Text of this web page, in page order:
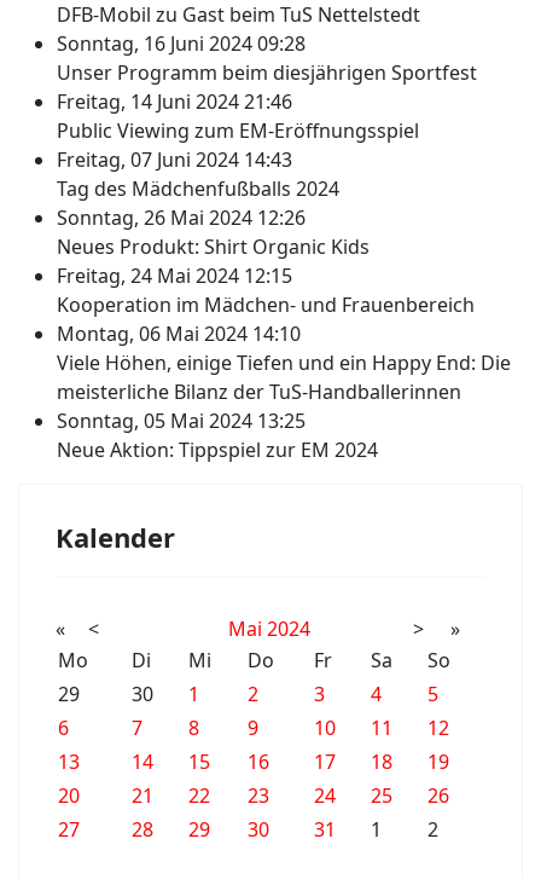
DFB-Mobil zu Gast beim TuS Nettelstedt
Sonntag, 16 Juni 2024 09:28
Unser Programm beim diesjährigen Sportfest
Freitag, 14 Juni 2024 21:46
Public Viewing zum EM-Eröffnungsspiel
Freitag, 07 Juni 2024 14:43
Tag des Mädchenfußballs 2024
Sonntag, 26 Mai 2024 12:26
Neues Produkt: Shirt Organic Kids
Freitag, 24 Mai 2024 12:15
Kooperation im Mädchen- und Frauenbereich
Montag, 06 Mai 2024 14:10
Viele Höhen, einige Tiefen und ein Happy End: Die
meisterliche Bilanz der TuS-Handballerinnen
Sonntag, 05 Mai 2024 13:25
Neue Aktion: Tippspiel zur EM 2024
Kalender
« < Mai 2024 >
»
Mo
Di Mi Do Fr Sa
So
29
30 1 2 3 4
5
6
7 8 9 10 11
12
13
14 15 16 17 18
19
20
21 22 23 24 25
26
27
28 29 30 31 1 2